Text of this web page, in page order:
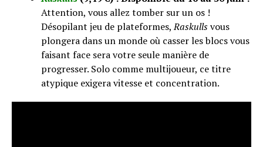
Attention, vous allez tomber sur un os !
Désopilant jeu de plateformes,Raskullsvous
plongera dans un monde où casser les blocs vous
faisant face sera votre seule manière de
progresser. Solo comme multijoueur, ce titre
atypique exigera vitesse et concentration.